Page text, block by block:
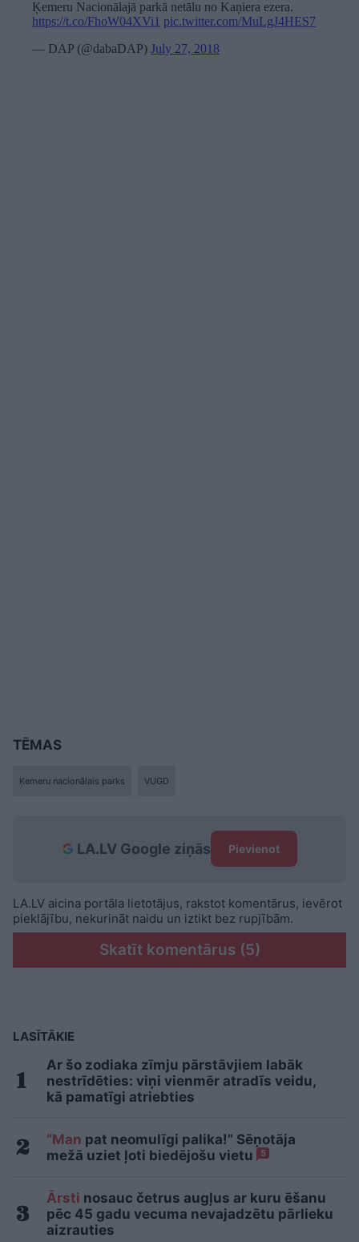
Ķemeru Nacionālajā parkā netālu no Kaņiera ezera.
https://t.co/FhoW04XVi1 pic.twitter.com/MuLgJ4HES7
— DAP (@dabaDAP) July 27, 2018
TĒMAS
Ķemeru nacionālais parks VUGD
LA.LV Google ziņās Pievienot
LA.LV aicina portāla lietotājus, rakstot komentārus, ievērot
pieklājību, nekurināt naidu un iztikt bez rupjībām.
Skatīt komentārus (5)
LASĪTĀKIE
Ar šo zodiaka zīmju pārstāvjiem labāk
nestrīdēties: viņi vienmēr atradīs veidu,
kā pamatīgi atriebties
“Man pat neomulīgi palika!” Sēņotāja
mežā uziet ļoti biedējošu vietu
5
Ārsti nosauc četrus augļus ar kuru ēšanu
pēc 45 gadu vecuma nevajadzētu pārlieku
aizrauties